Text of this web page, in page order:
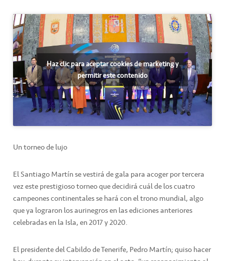
Haz clic para aceptar cookies de marketing y
permitir este contenido
Un torneo de lujo
El Santiago Martín se vestirá de gala para acoger por tercera
vez este prestigioso torneo que decidirá cuál de los cuatro
campeones continentales se hará con el trono mundial, algo
que ya lograron los aurinegros en las ediciones anteriores
celebradas en la Isla, en 2017 y 2020.
El presidente del Cabildo de Tenerife, Pedro Martín; quiso hacer